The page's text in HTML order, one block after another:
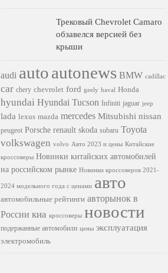
Трековый Chevrolet Camaro
обзавелся версией без
крыши
audi autoautonews BMW cadillac
car chery chevrolet ford geely haval Honda
hyundai Hyundai Tucson Infiniti jaguar jeep
lada lexus mazda mercedes Mitsubishi nissan
peugeot Porsche renault skoda subaru Toyota
volkswagen volvo Авто 2023 и цены Китайские
кроссоверы Новинки китайских автомобилей
на российском рынке Новинки кроссоверов 2021-
2024 модельного года с ценами авто
автомобильные рейтинги авторынок в
России киа кроссоверы новости
подержанные автомобили цены эксплуатация
электромобиль